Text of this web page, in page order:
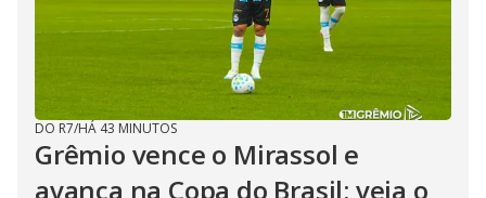
DO R7/HÁ 43 MINUTOS
Grêmio vence o Mirassol e
avança na Copa do Brasil; veja o